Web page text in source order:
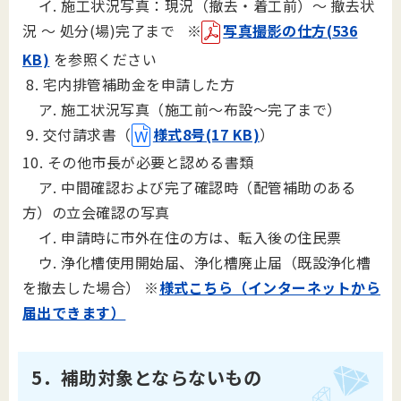
イ. 施工状況写真：現況（撤去・着工前）～ 撤去状
況 ～ 処分(場)完了まで ※
写真撮影の仕方(536
KB) を参照ください
8. 宅内排管補助金を申請した方
ア. 施工状況写真（施工前～布設～完了まで）
9. 交付請求書（
様式8号(17 KB)）
10. その他市長が必要と認める書類
ア. 中間確認および完了確認時（配管補助のある
方）の立会確認の写真
イ. 申請時に市外在住の方は、転入後の住民票
ウ. 浄化槽使用開始届、浄化槽廃止届（既設浄化槽
を撤去した場合） ※様式こちら（インターネットから
届出できます）
5．補助対象とならないもの